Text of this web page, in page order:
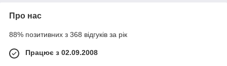
Про нас
88% позитивних з 368 відгуків за рік
Працює з 02.09.2008